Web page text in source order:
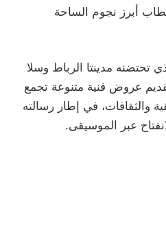
أبرز نجوم الساحة
تحتضنه مدينتا الرباط وسلا
تقديم عروض فنية متنوعة تجمع
والثقافات، في إطار رسالته
عبر الموسيقى.